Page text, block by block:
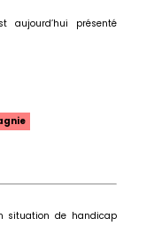
aujourd’hui présenté
situation de handicap